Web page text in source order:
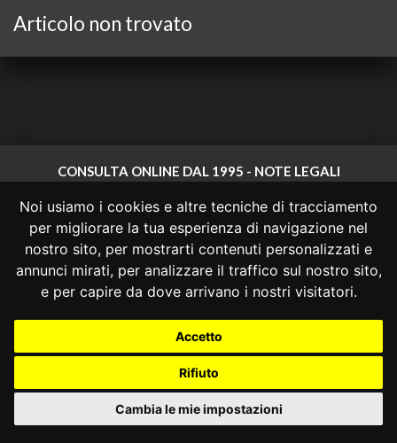
Noi usiamo i cookies e altre tecniche di tracciamento
per migliorare la tua esperienza di navigazione nel
nostro sito, per mostrarti contenuti personalizzati e
annunci mirati, per analizzare il traffico sul nostro sito,
e per capire da dove arrivano i nostri visitatori.
Accetto
Rifiuto
Cambia le mie impostazioni
Articolo non trovato
CONSULTA ONLINE DAL 1995 - NOTE LEGALI
Consulta OnLine non ha prodotto e non è responsabile per i contenuti e
le informazioni legali di siti collegati.
La consultazione di questi o del materiale contenuto nel sito non
costituisce una relazione di consulenza legale.
Nessuno deve confidare o agire in base alle informazioni disponibili in
questo sito senza una consulenza legale professionale.
Consulta OnLine|